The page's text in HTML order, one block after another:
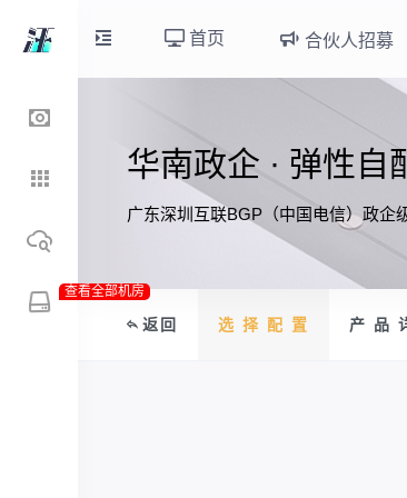
首页 合伙人招募
查看全部机房
华南政企 · 弹性自
广东深圳互联BGP（中国电信）政企
返回 选 择 配 置 产 品